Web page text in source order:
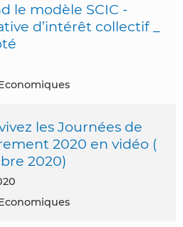
le modèle SCIC -
d’intérêt collectif _
les Journées de
2020 en vidéo (
2020)